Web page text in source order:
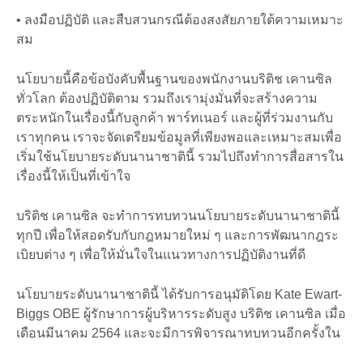
• ลงมือปฏิบัติ และสืบสวนกรณีต้องสงสัยภายใต้ความเหมาะ
สม
นโยบายนี้คือข้อบังคับพื้นฐานของพนักงานบริติช เคานซิล
ทั่วโลก ต้องปฏิบัติตาม รวมถึงเรามุ่งมั่นที่จะสร้างความ
ตระหนักในเรื่องนี้กับลูกค้า พาร์ทเนอร์ และผู้ที่ร่วมงานกับ
เราทุกคน เราจะจัดเตรียมข้อมูลที่เพียงพอและเหมาะสมเพื่อ
เริ่มใช้นโยบายระดับนานาชาตินี้ รวมไปถึงทำการสื่อสารใน
เรื่องนี้ให้เป็นที่เข้าใจ
บริติช เคานซิล จะทำการทบทวนนโยบายระดับนานาชาตินี้
ทุกปี เพื่อให้สอดรับกับกฎหมายใหม่ ๆ และการพัฒนากฎระ
เบิยบต่าง ๆ เพื่อให้มั่นใจในแนวทางการปฏิบัติงานที่ดี
นโยบายระดับนานาชาตินี้ ได้รับการอนุมัติโดย Kate Ewart-
Biggs OBE ผู้รักษาการผู้บริหารระดับสูง บริติช เคานซิล เมื่อ
เดือนมีนาคม 2564 และจะมีการพิจารณาทบทวนอีกครั้งใน